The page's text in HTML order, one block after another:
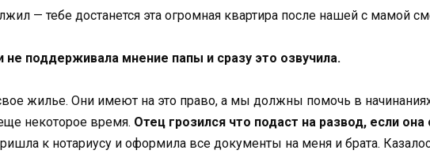
— тебе достанется эта огромная квартира после нашей с мамой
не поддерживала мнение папы и сразу это озвучила.
жилье. Они имеют на это право, а мы должны помочь в
некоторое время. Отец грозился что подаст на развод, если
к нотариусу и оформила все документы на меня и брата.